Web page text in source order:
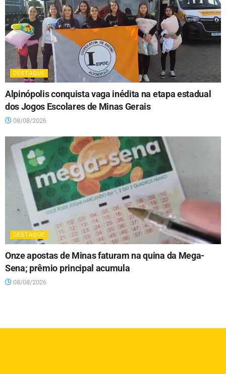
DESTAQUE
Alpinópolis conquista vaga inédita na etapa estadual
dos Jogos Escolares de Minas Gerais
08/08/2026
DESTAQUE
Onze apostas de Minas faturam na quina da Mega-
Sena; prêmio principal acumula
08/08/2026